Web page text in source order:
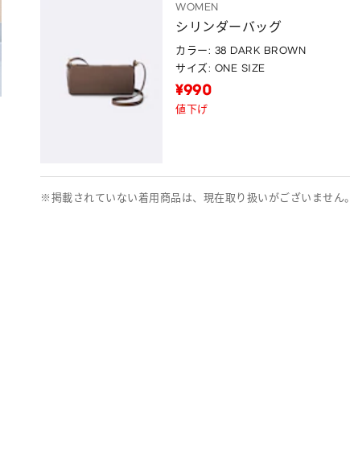
WOMEN
シリンダーバッグ
カラー: 38 DARK BROWN
サイズ: ONE SIZE
¥990
値下げ
※掲載されていない着用商品は、現在取り扱いがございません。